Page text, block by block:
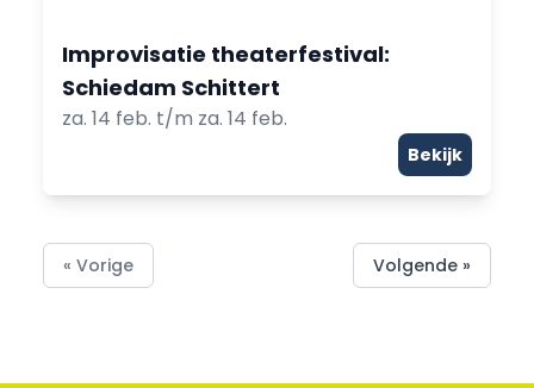
Improvisatie theaterfestival:
Schiedam Schittert
za. 14 feb. t/m za. 14 feb.
Bekijk
« Vorige Volgende »